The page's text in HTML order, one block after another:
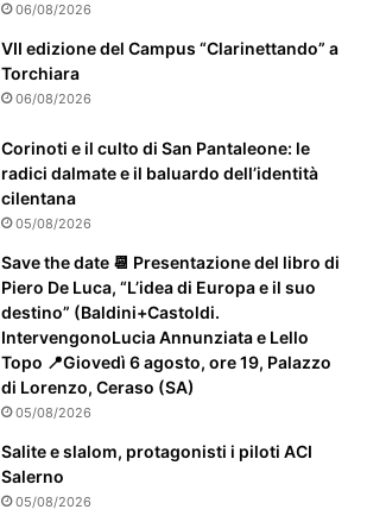
06/08/2026
VII edizione del Campus “Clarinettando” a
Torchiara
06/08/2026
Corinoti e il culto di San Pantaleone: le
radici dalmate e il baluardo dell’identità
cilentana
05/08/2026
Save the date 📆 Presentazione del libro di
Piero De Luca, “L’idea di Europa e il suo
destino” (Baldini+Castoldi.
IntervengonoLucia Annunziata e Lello
Topo 📍Giovedì 6 agosto, ore 19, Palazzo
di Lorenzo, Ceraso (SA)
05/08/2026
Salite e slalom, protagonisti i piloti ACI
Salerno
05/08/2026